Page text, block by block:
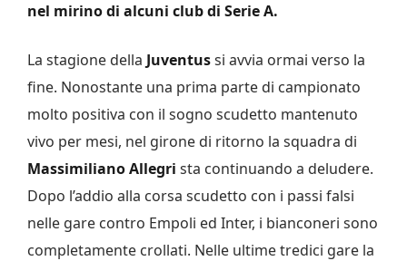
nel mirino di alcuni club di Serie A.
La stagione della Juventussi avvia ormai verso la
fine. Nonostante una prima parte di campionato
molto positiva con il sogno scudetto mantenuto
vivo per mesi, nel girone di ritorno la squadra di
Massimiliano Allegri sta continuando a deludere.
Dopo l’addio alla corsa scudetto con i passi falsi
nelle gare contro Empoli ed Inter, i bianconeri sono
completamente crollati. Nelle ultime tredici gare la